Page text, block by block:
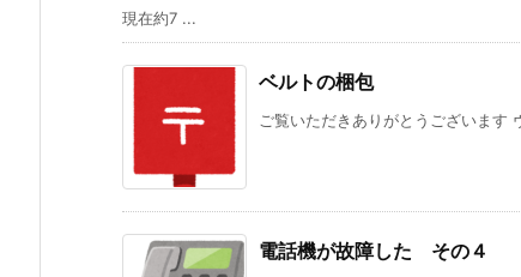
現在約7 ...
ベルトの梱包
ご覧いただきありがとうございます
電話機が故障した その４